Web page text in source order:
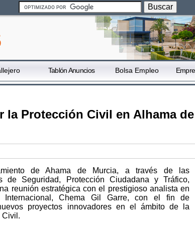
Tablón Anuncios Bolsa Empleo
la Protección Civil en Alhama de
de Ahama de Murcia, a través de las
de Seguridad, Protección Ciudadana y Tráfico,
reunión estratégica con el prestigioso analista en
Internacional, Chema Gil Garre, con el fin de
proyectos innovadores en el ámbito de la
Civil.